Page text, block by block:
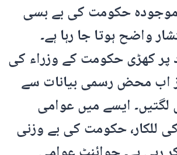
حکومت کی بے بسی
واضح ہوتا جا رہا ہے۔
پر کھڑی حکومت کے وزراء کی
اب محض رسمی بیانات سے
لگتیں۔ ایسے میں عوامی
للکار، حکومت کی بے وزنی